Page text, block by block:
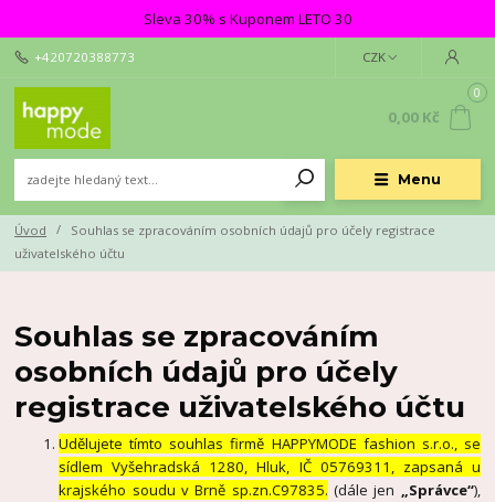
Sleva 30% s Kuponem LETO 30
Menu
CZK
+420720388773
0
0,00 Kč
Úvod
Souhlas se zpracováním osobních údajů pro účely registrace
uživatelského účtu
Souhlas se zpracováním
osobních údajů pro účely
registrace uživatelského účtu
Udělujete tímto souhlas firmě HAPPYMODE fashion s.r.o., se
sídlem Vyšehradská 1280, Hluk, IČ 05769311, zapsaná u
krajského soudu v Brně sp.zn.C97835. (dále jen „Správce“),